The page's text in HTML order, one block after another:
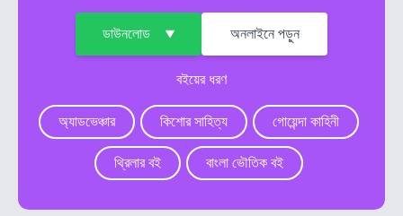
ডাউনলোড অনলাইনে পড়ুন
বইয়ের ধরণ
অ্যাডভেঞ্চার কিশোর সাহিত্য
গোয়েন্দা কাহিনী
থ্রিলার বই
বাংলা ভৌতিক বই